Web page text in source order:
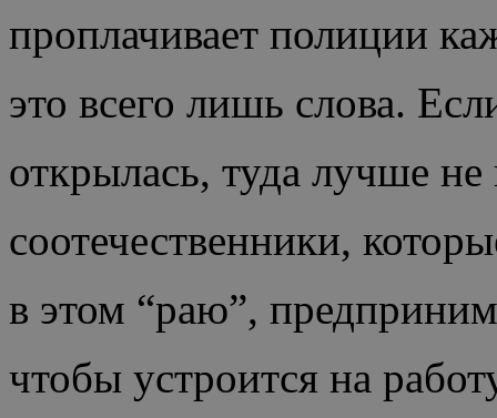
проплачивает полиции
это всего лишь слова.
открылась, туда лучше
соотечественники,
в этом “раю”,
чтобы устроится на